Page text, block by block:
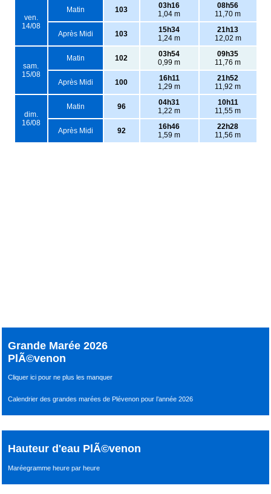
ven.
14/08
Matin 103
03h16
1,04 m
08h56
11,70 m
Après Midi 103
15h34
1,24 m
21h13
12,02 m
sam.
15/08
Matin 102
03h54
0,99 m
09h35
11,76 m
Après Midi 100
16h11
1,29 m
21h52
11,92 m
dim.
16/08
Matin 96
04h31
1,22 m
10h11
11,55 m
Après Midi 92
16h46
1,59 m
22h28
11,56 m
Grande Marée 2026
PlÃ©venon
Cliquer ici pour ne plus les manquer
Calendrier des grandes marées de Plévenon pour l’année 2026
Hauteur d'eau PlÃ©venon
Maréegramme heure par heure